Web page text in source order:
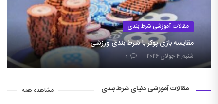
مقالات آموزشی شرط بندی
مقایسه بازی پوکر با شرط بندی ورزشی
شنبه, ۴ جولای ۲۰۲۶ ۰
مقالات آموزشی دنیای شرط بندی مشاهده همه